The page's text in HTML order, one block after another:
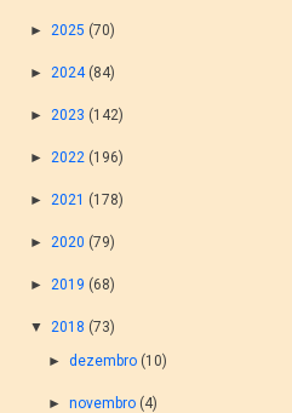
► 2025 (70)
► 2024 (84)
► 2023 (142)
► 2022 (196)
► 2021 (178)
► 2020 (79)
► 2019 (68)
▼ 2018 (73)
► dezembro (10)
► novembro (4)